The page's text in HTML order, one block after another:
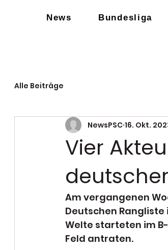
News Bundesliga
Alle Beiträge
Vier
NewsPSC 16. Okt.
Am vergangenen
Deutschen Rangliste
Welte starteten im
Feld antraten.